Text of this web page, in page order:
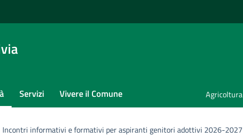
Servizi Vivere il Comune Agricoltura
Incontri informativi e formativi per aspiranti genitori adottivi 2026-2027